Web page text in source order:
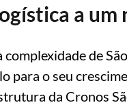
a um
complexidade de
para o seu
da Cronos